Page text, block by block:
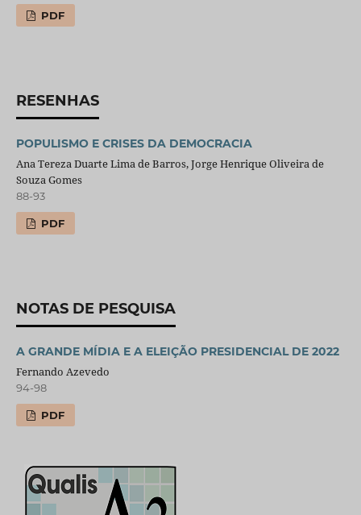
PDF
RESENHAS
POPULISMO E CRISES DA DEMOCRACIA
Ana Tereza Duarte Lima de Barros, Jorge Henrique Oliveira de
Souza Gomes
88-93
PDF
NOTAS DE PESQUISA
A GRANDE MÍDIA E A ELEIÇÃO PRESIDENCIAL DE 2022
Fernando Azevedo
94-98
PDF